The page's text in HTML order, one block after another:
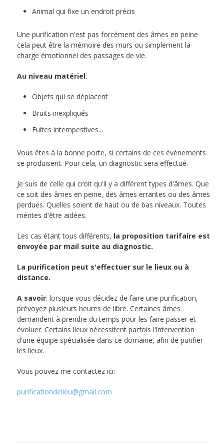
Animal qui fixe un endroit précis
Une purification n'est pas forcément des âmes en peine
cela peut être la mémoire des murs ou simplement la
charge émotionnel des passages de vie.
Au niveau matériel:
Objets qui se déplacent
Bruits inexpliqués
Fuites intempestives...
Vous êtes à la bonne porte, si certains de ces événements
se produisent. Pour cela, un diagnostic sera effectué.
Je suis de celle qui croit qu'il y a différent types d'âmes. Que
ce soit des âmes en peine, des âmes errantes ou des âmes
perdues. Quelles soient de haut ou de bas niveaux. Toutes
mérites d'être aidées.
Les cas étant tous différents, la proposition tarifaire est
envoyée par mail suite au diagnostic.
La purification peut s'effectuer sur le lieux ou à
distance.
A savoir: lorsque vous décidez de faire une purification,
prévoyez plusieurs heures de libre. Certaines âmes
demandent à prendre du temps pour les faire passer et
évoluer. Certains lieux nécessitent parfois l'intervention
d'une équipe spécialisée dans ce domaine, afin de purifier
les lieux.
Vous pouvez me contactez ici:
purificationdelieu@gmail.com